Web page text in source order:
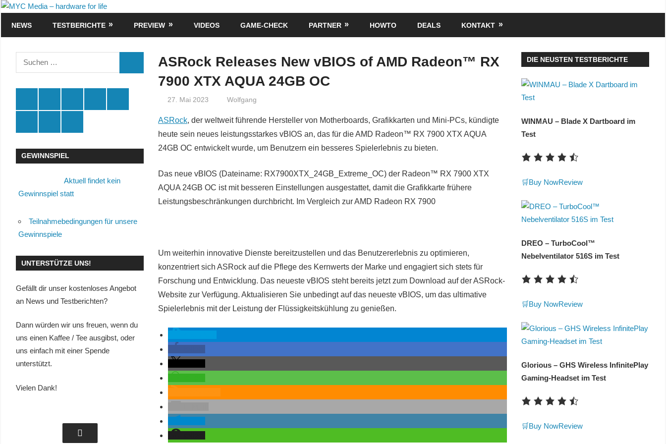
Zum
MYC
Media
–
hardware
NEWS TESTBERICHTE PREVIEW VIDEOS GAME-CHECK PARTNER HOWTO DEALS KONTAKT
ASRock Releases New vBIOS of AMD Radeon™ RX
7900 XTX AQUA 24GB OC
27. Mai 2023 Wolfgang
ASRock, der weltweit führende Hersteller von Motherboards, Grafikkarten und Mini-PCs, kündigte
heute sein neues leistungsstarkes vBIOS an, das für die AMD Radeon™ RX 7900 XTX AQUA
24GB OC entwickelt wurde, um Benutzern ein besseres Spielerlebnis zu bieten.
Das neue vBIOS (Dateiname: RX7900XTX_24GB_Extreme_OC) der Radeon™ RX 7900 XTX
AQUA 24GB OC ist mit besseren Einstellungen ausgestattet, damit die Grafikkarte frühere
Leistungsbeschränkungen durchbricht. Im Vergleich zur AMD Radeon RX 7900
Um weiterhin innovative Dienste bereitzustellen und das Benutzererlebnis zu optimieren,
konzentriert sich ASRock auf die Pflege des Kernwerts der Marke und engagiert sich stets für
Forschung und Entwicklung. Das neueste vBIOS steht bereits jetzt zum Download auf der ASRock-
Website zur Verfügung. Aktualisieren Sie unbedingt auf das neueste vBIOS, um das ultimative
Spielerlebnis mit der Leistung der Flüssigkeitskühlung zu genießen.
Suchen
nach:
GEWINNSPIEL
Aktuell findet kein
Gewinnspiel statt
Teilnahmebedingungen für unsere
Gewinnspiele
UNTERSTÜTZE UNS!
Gefällt dir unser kostenloses Angebot
an News und Testberichten?
Dann würden wir uns freuen, wenn du
uns einen Kaffee / Tee ausgibst, oder
uns einfach mit einer Spende
unterstützt.
Vielen Dank!
DIE NEUSTEN TESTBERICHTE
WINMAU – Blade X Dartboard im
Test
🛒Buy NowReview
DREO – TurboCool™
Nebelventilator 516S im Test
🛒Buy NowReview
Glorious – GHS Wireless InfinitePlay
Gaming-Headset im Test
🛒Buy NowReview